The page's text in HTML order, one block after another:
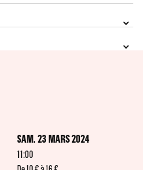
SAM. 23 MARS 2024
11:00